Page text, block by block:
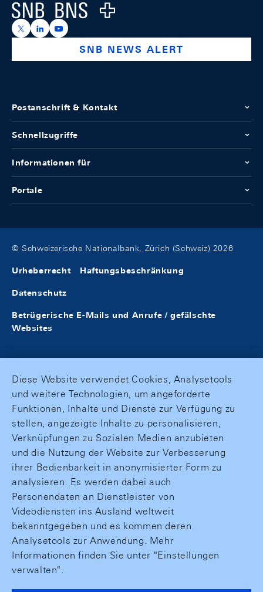
Logo
https://x.com/snb_bns
https://ch.linkedin.com/company/swiss-national-
https://www.youtube.com/@swissnationalbank
SNB NEWS ALERT
Postanschrift & Kontakt
Schnellzugriffe
Informationen für
Portale
© Schweizerische Nationalbank, Zürich (Schweiz) 2026
Urheberrecht Haftungsbeschränkung
Datenschutz
Betrügerische E-Mails und Anrufe / gefälschte
Websites
Diese Website verwendet Cookies, Analysetools
und weitere Technologien, um angeforderte
Funktionen, Inhalte und Dienste zur Verfügung zu
stellen, angezeigte Inhalte zu personalisieren,
Verknüpfungen zu Sozialen Medien anzubieten
und die Nutzung der Website zur Verbesserung
ihrer Bedienbarkeit in anonymisierter Form zu
analysieren. Es werden dabei auch
Personendaten an Dienstleister von
Videodiensten ins Ausland weltweit
bekanntgegeben und es kommen deren
Analysetools zur Anwendung. Mehr
Informationen finden Sie unter "Einstellungen
verwalten".